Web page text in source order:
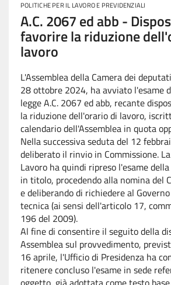
POLITICHE PER IL LAVORO E PREVIDENZIALI
A.C. 2067 ed abb -
favorire la riduzione
lavoro
L'Assemblea della Camera dei
28 ottobre 2024, ha avviato l'esame
legge A.C. 2067 ed abb, recante
la riduzione dell'orario di lavoro,
calendario dell'Assemblea in quota
Nella successiva seduta del 12
deliberato il rinvio in Commissione.
Lavoro ha quindi ripreso l'esame
in titolo, procedendo alla nomina del
e deliberando di richiedere al
tecnica (ai sensi dell'articolo 17,
196 del 2009).
Al fine di consentire il seguito della
Assemblea sul provvedimento,
16 aprile, l'Ufficio di Presidenza ha
ritenere concluso l'esame in sede